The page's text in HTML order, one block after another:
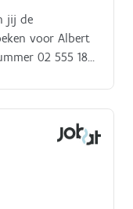
jij de
voor Albert
02 555 18